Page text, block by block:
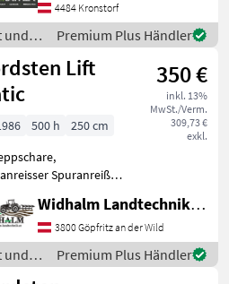
Kleinanzeigen
4484 Kronstorf
und
/
Premium Plus Händler
Lift
350 €
inkl. 13%
MwSt./Verm.
309,73 €
exkl.
500 h
250 cm
Spuranreißer,
Widhalm Landtechnik GmbH
3800 Göpfritz an der Wild
und
/
Premium Plus Händler